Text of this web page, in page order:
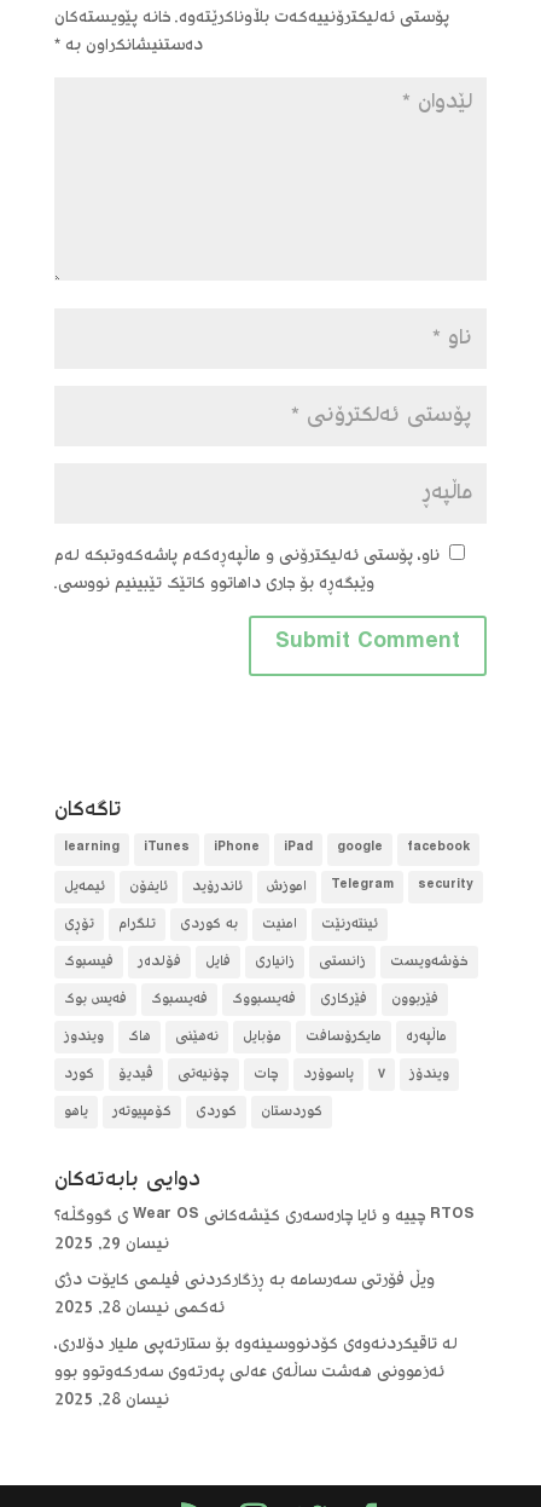
پۆستی ئەلیکترۆنییەکەت بڵاوناکرێتەوە. خانە پێویستەکان
دەستنیشانکراون بە*
ناو، پۆستی ئەلیکترۆنی و ماڵپەڕەکەم پاشەکەوتبکە لەم
وێبگەڕە بۆ جاری داهاتوو کاتێک تێبینیم نووسی.
تاگه‌كان
facebook
google
iPad
iPhone
iTunes
learning
security
Telegram آموزش ئاندرۆید ئایفۆن
ئیمەیل
ئینتەرنێت
امنیت بە کوردی تلگرام
تۆڕی
خۆشەویست
زانستی زانیاری فایل فۆلده‌ر
فیسبوک
فێربوون
فێرکاری فەیسبووک فەیسبوک
فەیس بوک
ماڵپەرە
مایکرۆسافت مۆبایل نەهێنی هاک
ویندوز
ویندۆز
٧ پاسوۆرد چات چۆنیەتی ڤیدیۆ
کورد
کوردستان
کوردی کۆمپیوتەر یاهو
دوایی بابه‌ته‌كان
RTOS چییە و ئایا چارەسەری کێشەکانی Wear OS ی گووگڵە؟
نیسان 29, 2025
ویڵ فۆرتی سەرسامە بە ڕزگارکردنی فیلمی کایۆت دژی
ئەکمی نیسان 28, 2025
لە تاقیکردنەوەی کۆدنووسینەوە بۆ ستارتەپی ملیار دۆلاری،
ئەزموونی هەشت ساڵەی عەلی پەرتەوی سەرکەوتوو بوو
نیسان 28, 2025